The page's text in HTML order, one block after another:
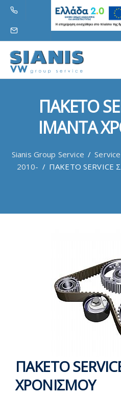
ΠΑΚΕΤΟ
ΙΜΑΝΤΑ
Sianis Group Service / Service
2010- / ΠΑΚΕΤΟ
ΠΑΚΕΤΟ
ΧΡΟΝΙΣΜΟΥ